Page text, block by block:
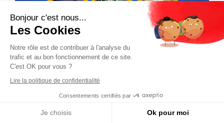
Bonjour c'est nous...
Les Cookies
Notre rôle est de contribuer à l'analyse du
trafic et au bon fonctionnement de ce site.
C'est OK pour vous ?
Lire la politique de confidentialité
Consentements certifiés par
Je choisis Ok pour moi